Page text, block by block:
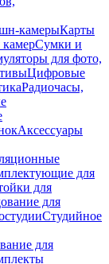
камерыКарты
камерСумки и
для фото,
Цифровые
Радиочасы,
Аксессуары
для
для
для
Студийное
для